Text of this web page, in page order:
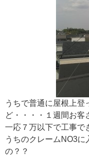
うちで普通に屋根上登
ど・・・・１週間お客
一応７万以下で工事で
うちのクレームNO3
の？？